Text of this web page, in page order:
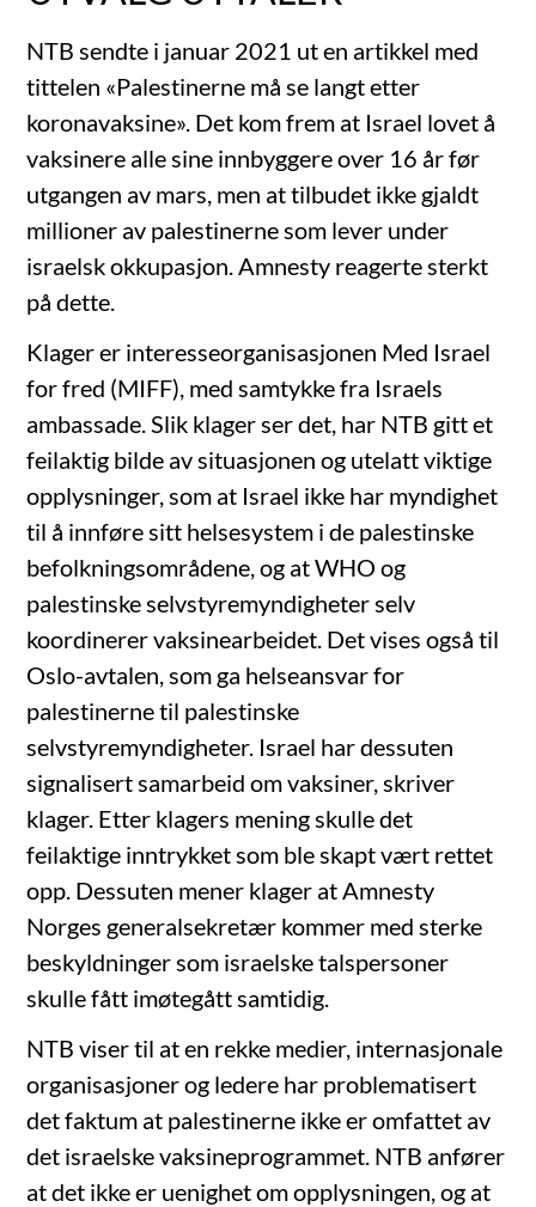
NTB sendte i januar 2021 ut en artikkel med
tittelen «Palestinerne må se langt etter
koronavaksine». Det kom frem at Israel lovet å
vaksinere alle sine innbyggere over 16 år før
utgangen av mars, men at tilbudet ikke gjaldt
millioner av palestinerne som lever under
israelsk okkupasjon. Amnesty reagerte sterkt
på dette.
Klager er interesseorganisasjonen Med Israel
for fred (MIFF), med samtykke fra Israels
ambassade. Slik klager ser det, har NTB gitt et
feilaktig bilde av situasjonen og utelatt viktige
opplysninger, som at Israel ikke har myndighet
til å innføre sitt helsesystem i de palestinske
befolkningsområdene, og at WHO og
palestinske selvstyremyndigheter selv
koordinerer vaksinearbeidet. Det vises også til
Oslo-avtalen, som ga helseansvar for
palestinerne til palestinske
selvstyremyndigheter. Israel har dessuten
signalisert samarbeid om vaksiner, skriver
klager. Etter klagers mening skulle det
feilaktige inntrykket som ble skapt vært rettet
opp. Dessuten mener klager at Amnesty
Norges generalsekretær kommer med sterke
beskyldninger som israelske talspersoner
skulle fått imøtegått samtidig.
NTB viser til at en rekke medier, internasjonale
organisasjoner og ledere har problematisert
det faktum at palestinerne ikke er omfattet av
det israelske vaksineprogrammet. NTB anfører
at det ikke er uenighet om opplysningen, og at